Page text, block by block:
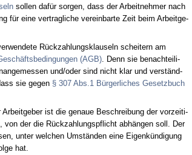
sol­len dafür sor­gen, dass der Ar­beit­neh­mer nach
für ei­ne ver­trag­li­che ver­ein­bar­te Zeit beim Ar­beit­ge­
Rück­zah­lungs­klau­seln schei­tern am
(AGB). Denn sie be­nach­tei­li­
und/oder sind nicht klar und verständ­
sie ge­gen § 307 Abs.1 Bürger­li­ches Ge­setz­buch
Ar­beit­ge­ber ist die ge­naue Be­schrei­bung der vor­zei­ti­
von der die Rück­zah­lungs­pflicht abhängen soll. Der
un­ter wel­chen Umständen ei­ne Ei­genkündi­gung
hat.